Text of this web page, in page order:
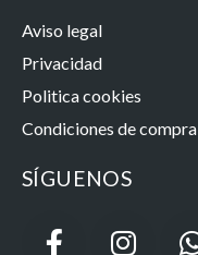
Aviso legal
Privacidad
Politica cookies
Condiciones de compra
SÍGUENOS